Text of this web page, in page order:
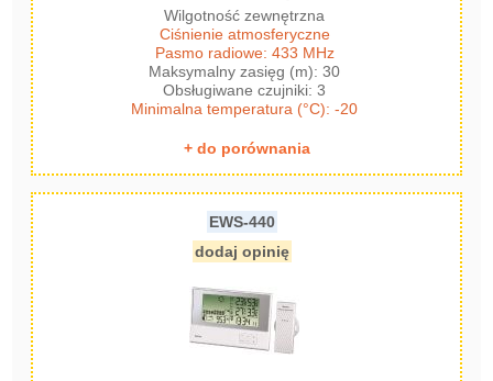
Wilgotność zewnętrzna
Ciśnienie atmosferyczne
Pasmo radiowe: 433 MHz
Maksymalny zasięg (m): 30
Obsługiwane czujniki: 3
Minimalna temperatura (°C): -20
+ do porównania
EWS-440
dodaj opinię